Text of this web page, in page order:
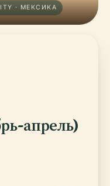
· МЕКСИКА
апрель)